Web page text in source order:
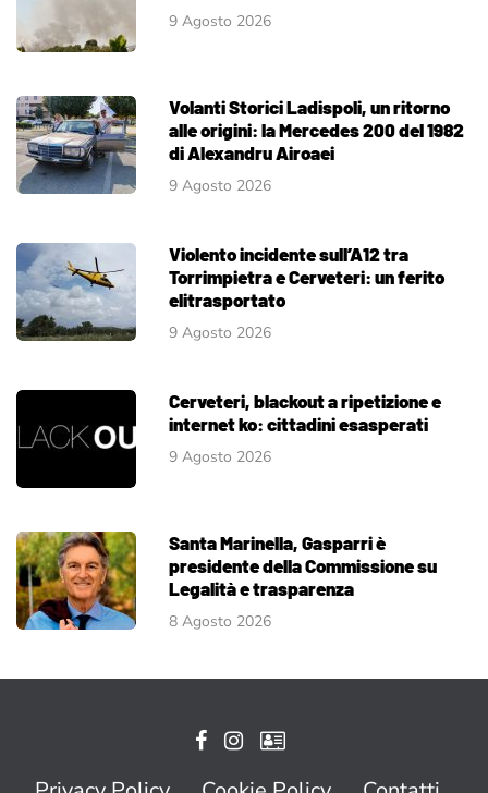
9 Agosto 2026
Volanti Storici Ladispoli, un ritorno
alle origini: la Mercedes 200 del 1982
di Alexandru Airoaei
9 Agosto 2026
Violento incidente sull’A12 tra
Torrimpietra e Cerveteri: un ferito
elitrasportato
9 Agosto 2026
Cerveteri, blackout a ripetizione e
internet ko: cittadini esasperati
9 Agosto 2026
Santa Marinella, Gasparri è
presidente della Commissione su
Legalità e trasparenza
8 Agosto 2026